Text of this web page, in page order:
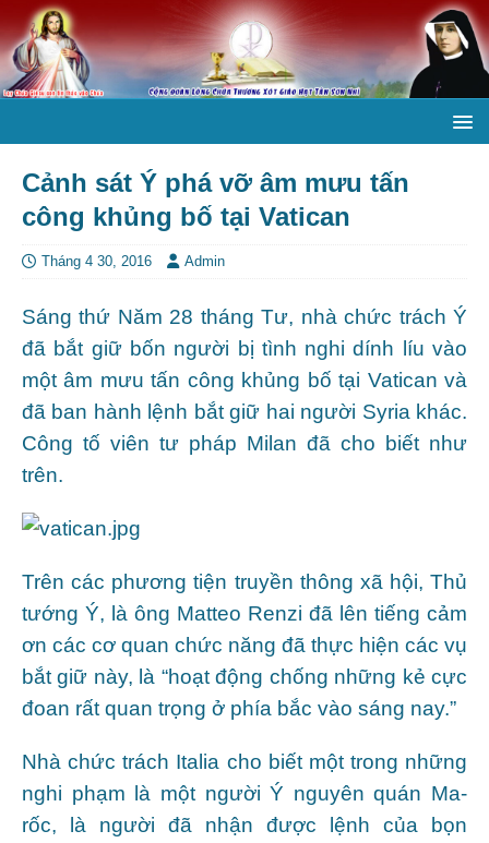
Cảnh sát Ý phá vỡ âm mưu tấn
công khủng bố tại Vatican
Tháng 4 30, 2016 Admin
Sáng thứ Năm 28 tháng Tư, nhà chức trách Ý
đã bắt giữ bốn người bị tình nghi dính líu vào
một âm mưu tấn công khủng bố tại Vatican và
đã ban hành lệnh bắt giữ hai người Syria khác.
Công tố viên tư pháp Milan đã cho biết như
trên.
Trên các phương tiện truyền thông xã hội, Thủ
tướng Ý, là ông Matteo Renzi đã lên tiếng cảm
ơn các cơ quan chức năng đã thực hiện các vụ
bắt giữ này, là “hoạt động chống những kẻ cực
đoan rất quan trọng ở phía bắc vào sáng nay.”
Nhà chức trách Italia cho biết một trong những
nghi phạm là một người Ý nguyên quán Ma-
rốc, là người đã nhận được lệnh của bọn